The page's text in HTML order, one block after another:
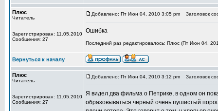
Плюс
Читатель
Зарегистрирован: 11.05.2010
Сообщения: 27
Добавлено: Пт Июн 04, 2010 3:05 pm Заголовок
Ошибка
Последний раз редактировалось: Плюс (Пт Июн 04,
Вернуться к началу
Плюс
Читатель
Зарегистрирован: 11.05.2010
Сообщения: 27
Добавлено: Пт Июн 04, 2010 3:12 pm Заголовок
Я видел два фильма о Петрике, в одном он
образовываться черный очень пушистый